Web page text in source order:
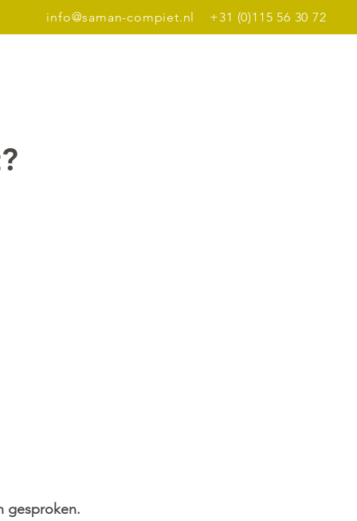
info@saman-compiet.nl +31 (0)115 56 30 72
gesproken.